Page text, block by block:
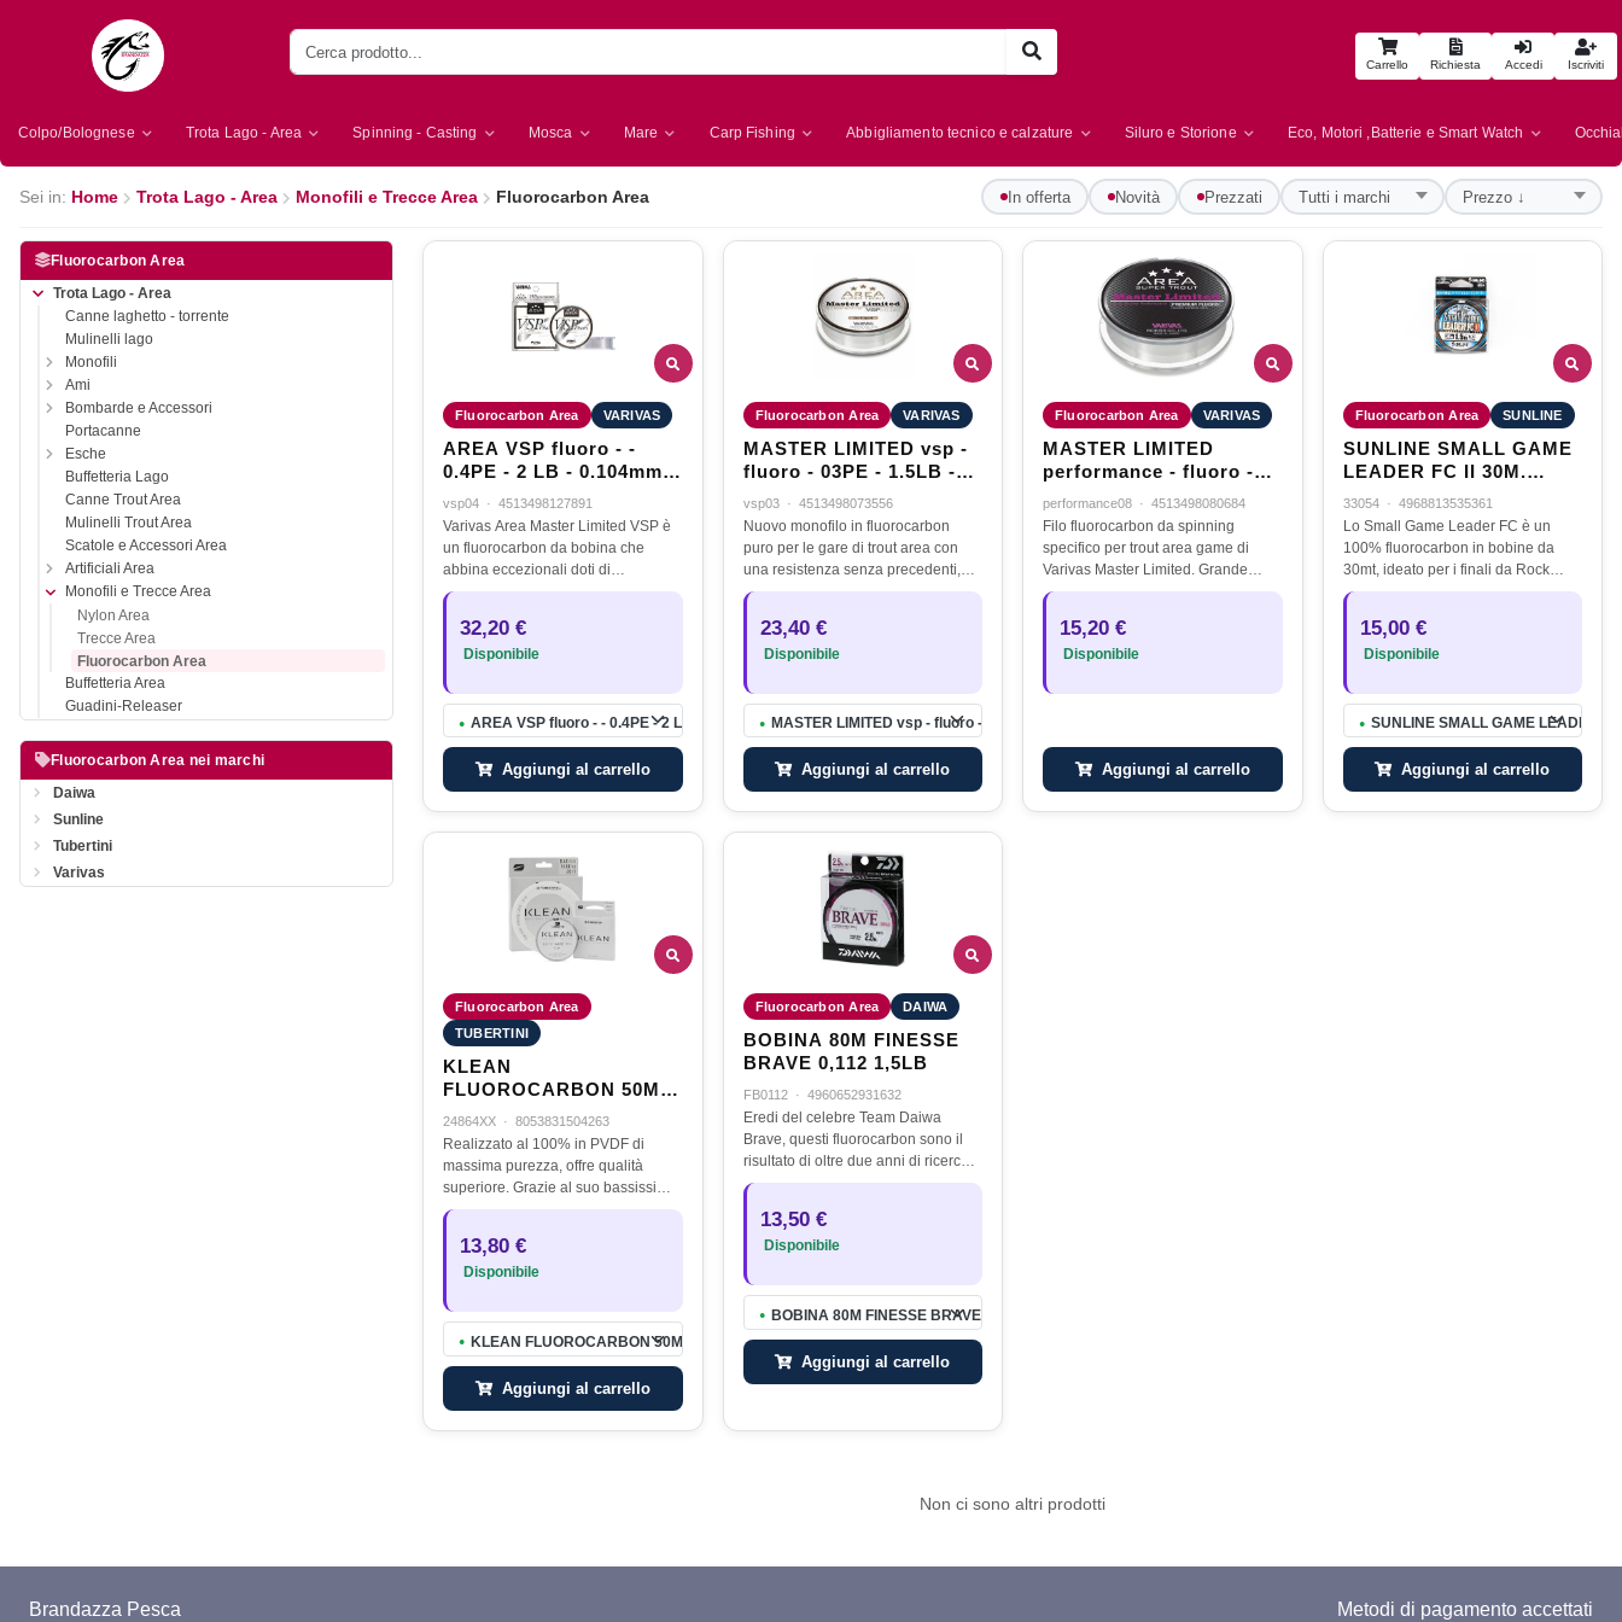
Carrello Richiesta Accedi Iscriviti
Colpo/Bolognese Trota Lago - Area Spinning - Casting Mosca Mare Carp Fishing Abbigliamento tecnico e calzature Siluro e Storione Eco, Motori ,Batterie e Smart Watch
Sei in: Home Trota Lago - Area Monofili e Trecce Area Fluorocarbon Area In offerta Novità Prezzati
Fluorocarbon Area
Trota Lago - Area
Canne laghetto - torrente
Mulinelli lago
Monofili
Ami
Bombarde e Accessori
Portacanne
Esche
Buffetteria Lago
Canne Trout Area
Mulinelli Trout Area
Scatole e Accessori Area
Artificiali Area
Monofili e Trecce Area
Nylon Area
Trecce Area
Fluorocarbon Area
Buffetteria Area
Guadini-Releaser
Fluorocarbon Area nei marchi
Daiwa
Sunline
Tubertini
Varivas
Fluorocarbon Area VARIVAS
AREA VSP fluoro - -
0.4PE - 2 LB - 0.104mm -
100mt
vsp04 · 4513498127891
Varivas Area Master Limited VSP è
un fluorocarbon da bobina che
abbina eccezionali doti di
resistenza, grazie alla tecnica VSP,
abrasioni. Eccezionale il…
32,20 €
Disponibile
● AREA VSP fluoro - - 0.4PE - 2 LB - 0.104mm - 100mt
Aggiungi al carrello
Fluorocarbon Area VARIVAS
MASTER LIMITED vsp -
fluoro - 03PE - 1.5LB -
0.09mm - 100mt
vsp03 · 4513498073556
Nuovo monofilo in fluorocarbon
puro per le gare di trout area con
una resistenza senza precedenti,
indispensabile per chi vuole
tempo.
23,40 €
Disponibile
● MASTER LIMITED vsp - fluoro - 03PE - 1.5LB - 0.09mm - 100mt
Aggiungi al carrello
Fluorocarbon Area VARIVAS
MASTER LIMITED
performance - fluoro -
08PE - 3LB - 0.148mm -
80mt
performance08 · 4513498080684
Filo fluorocarbon da spinning
specifico per trout area game di
Varivas Master Limited. Grande
scorrevolezza con ogni temperatura,
ed hardbaits con amo singolo o…
15,20 €
Disponibile
Aggiungi al carrello
Fluorocarbon Area SUNLINE
SUNLINE SMALL GAME
LEADER FC II 30M.
1.5LB. 0.117MM. #0.5
33054 · 4968813535361
Lo Small Game Leader FC è un
100% fluorocarbon in bobine da
30mt, ideato per i finali da Rock
Fishing. Grazie alla sua colorazione,
in tutte le condizioni di…
15,00 €
Disponibile
● SUNLINE SMALL GAME LEADER
Aggiungi al carrello
Fluorocarbon Area
TUBERTINI
KLEAN
FLUOROCARBON 50M -
0.10MM
24864XX · 8053831504263
Realizzato al 100% in PVDF di
massima purezza, offre qualità
superiore. Grazie al suo bassissimo
grado di rifrazione, risulta
la sua eccezionale resistenza…
13,80 €
Disponibile
● KLEAN FLUOROCARBON 50M - 0.10MM
Aggiungi al carrello
Fluorocarbon Area DAIWA
BOBINA 80M FINESSE
BRAVE 0,112 1,5LB
FB0112 · 4960652931632
Eredi del celebre Team Daiwa
Brave, questi fluorocarbon sono il
risultato di oltre due anni di ricerca e
sviluppo per offrire ai pescatori di
Giapponese.
13,50 €
Disponibile
● BOBINA 80M FINESSE BRAVE 0,112 1,5LB
Aggiungi al carrello
Non ci sono altri prodotti
Brandazza Pesca Metodi di pagamento accettati